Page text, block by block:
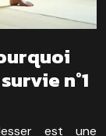
n°1
est une